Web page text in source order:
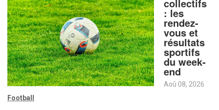
collectifs
: les
rendez-
vous et
résultats
sportifs
du week-
end
Aoû 08, 2026
Football